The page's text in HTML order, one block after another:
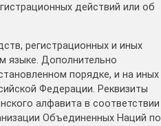
действий или об
регистрационных и иных
языке. Дополнительно
порядке, и на иных
Федерации. Реквизиты
алфавита в соответствии
Объединенных Наций по